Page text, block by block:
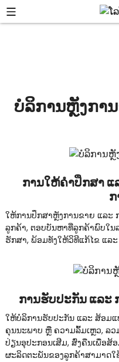
ບໍລິການຫຼັງກາ
ການໃຫ້ຄຳປຶກສາ
ໃຫ້ການປຶກສາຫຼັງການຂາຍ ແລ
ລູກຄ້າ, ຕອບບັນຫາທີ່ລູກຄ້າພົບໃນ
ຮັກສາ, ພ້ອມທັງໃຫ້ວິທີແກ້ໄຂ ແລ
ການຮັບປະກັນ ແລະ
ໃຫ້ບໍລິການຮັບປະກັນ ແລະ ສ້ອມ
ຄຸນນະພາບ ຫຼື ຄວາມລົ້ມເຫຼວ, ລວ
ປ່ຽນອຸປະກອນເສີມ, ສົ່ງຄືນເພື່ອສ້
ຜະລິດຕະພັນຂອງລູກຄ້າສາມາດໃ